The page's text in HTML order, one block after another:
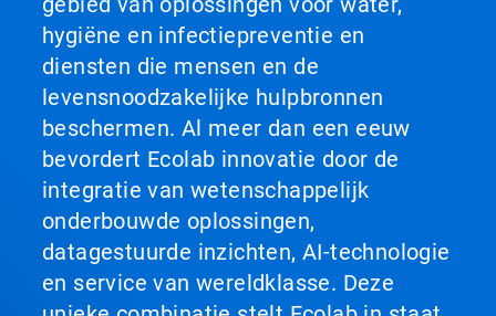
hygiëne en infectiepreventie en
diensten die mensen en de
levensnoodzakelijke hulpbronnen
beschermen. Al meer dan een eeuw
bevordert Ecolab innovatie door de
integratie van wetenschappelijk
onderbouwde oplossingen,
datagestuurde inzichten, AI-technologie
en service van wereldklasse. Deze